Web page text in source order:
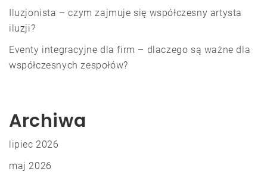
Iluzjonista – czym zajmuje się współczesny artysta
iluzji?
Eventy integracyjne dla firm – dlaczego są ważne dla
współczesnych zespołów?
Archiwa
lipiec 2026
maj 2026